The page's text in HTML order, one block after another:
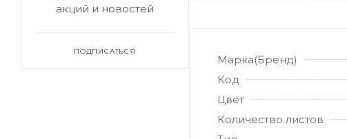
Марка(Бренд)
Код
Цвет
Количество листов
акций и новостей
ПОДПИСАТЬСЯ